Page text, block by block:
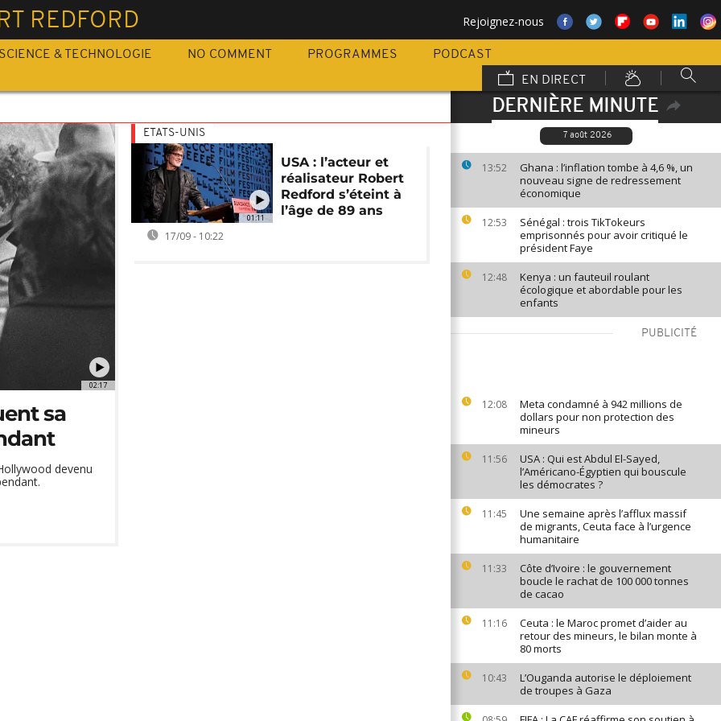
REDFORD Rejoignez-nous
SCIENCE & TECHNOLOGIE NO COMMENT PROGRAMMES
PODCAST
EN DIRECT
DERNIÈRE MINUTE
7 août 2026
13:52
Ghana : l’inflation tombe à 4,6 %, un
nouveau signe de redressement
économique
12:53
Sénégal : trois TikTokeurs
emprisonnés pour avoir critiqué le
président Faye
12:48
Kenya : un fauteuil roulant
écologique et abordable pour les
enfants
PUBLICITÉ
12:08
Meta condamné à 942 millions de
dollars pour non protection des
mineurs
11:56
USA : Qui est Abdul El-Sayed,
l’Américano-Égyptien qui bouscule
les démocrates ?
11:45
Une semaine après l’afflux massif
de migrants, Ceuta face à l’urgence
humanitaire
11:33
Côte d’Ivoire : le gouvernement
boucle le rachat de 100 000 tonnes
de cacao
11:16
Ceuta : le Maroc promet d’aider au
retour des mineurs, le bilan monte à
80 morts
10:43
L’Ouganda autorise le déploiement
de troupes à Gaza
02:17
sa
devenu
01:11
ETATS-UNIS
USA : l’acteur et
réalisateur Robert
Redford s’éteint à
l’âge de 89 ans
17/09 - 10:22